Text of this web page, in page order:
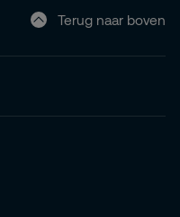
Terug naar boven